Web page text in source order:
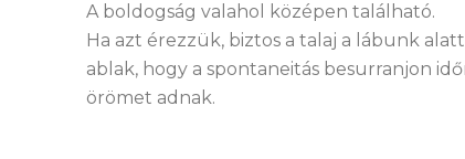
A boldogság valahol középen található.
Ha azt érezzük, biztos a talaj a lábunk
ablak, hogy a spontaneitás besurranjon
örömet adnak.